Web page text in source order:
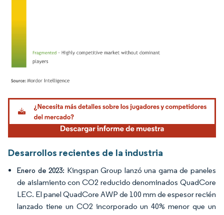
Imagen © Mordor Intelligence. El uso requiere atribución según CC BY 4.0.
Desarrollos recientes de la industria
Enero de 2023: Kingspan Group lanzó una gama de paneles
de aislamiento con CO2 reducido denominados QuadCore
LEC. El panel QuadCore AWP de 100 mm de espesor recién
lanzado tiene un CO2 incorporado un 40% menor que un